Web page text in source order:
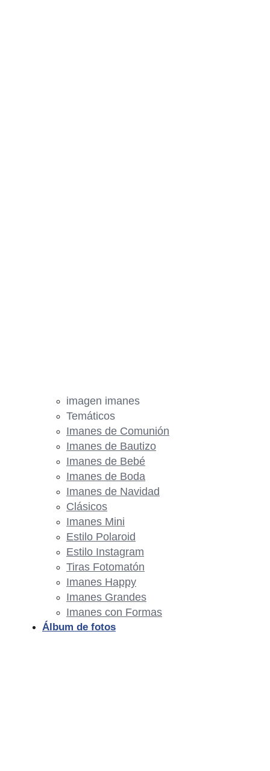
imagen imanes
Temáticos
Imanes de Comunión
Imanes de Bautizo
Imanes de Bebé
Imanes de Boda
Imanes de Navidad
Clásicos
Imanes Mini
Estilo Polaroid
Estilo Instagram
Tiras Fotomatón
Imanes Happy
Imanes Grandes
Imanes con Formas
Álbum de fotos